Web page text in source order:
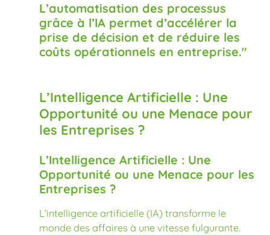
L’automatisation des processus
grâce à l’IA permet d’accélérer la
prise de décision et de réduire les
coûts opérationnels en entreprise."
L’Intelligence Artificielle : Une
Opportunité ou une Menace pour
les Entreprises ?
L’Intelligence Artificielle : Une
Opportunité ou une Menace pour les
Entreprises ?
L’intelligence artificielle (IA) transforme le
monde des affaires à une vitesse fulgurante.